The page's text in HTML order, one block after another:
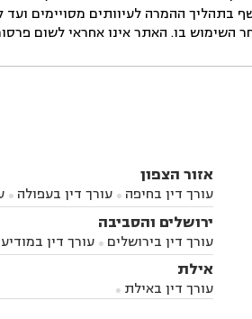
בתהליך ההמרה לעיוותים מסויימים ועד
בו. האתר אינו אחראי לשום
אזור הצפון
עורך דין בחיפה  עורך דין בעפולה 
אתא
עורך דין בנהריה עורך דין
בקרית שמונה
עורך דין במושב מגדים
במושב ציפורי
עורך דין בסח'נין
דין בעמק הירדן
ביאליק
עורך דין במגדל העמק
ירושלים והסביבה
עורך דין בירושלים  עורך דין
בבית-שמש
עורך דין במבשרת ציון
עורך דין בגבעת זאב
בקרני שומרון  עורך דין בשורש 
אילת
עורך דין באילת 